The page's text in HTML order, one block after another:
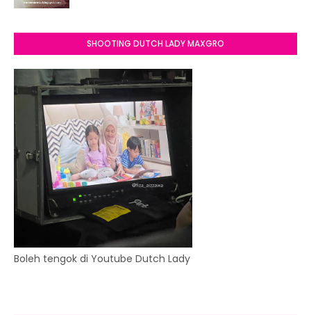
SHOOTING DUTCH LADY MAXGRO
Boleh tengok di Youtube Dutch Lady